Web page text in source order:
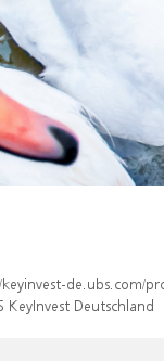
de.ubs.com/
KeyInvest Deutschland